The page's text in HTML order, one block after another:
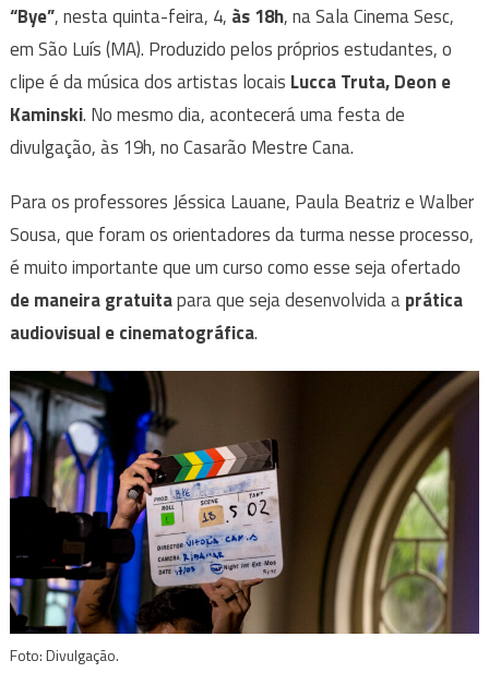
“Bye”, nesta quinta-feira, 4, às 18h, na Sala Cinema Sesc,
em São Luís (MA). Produzido pelos próprios estudantes, o
clipe é da música dos artistas locais Lucca Truta, Deon e
Kaminski. No mesmo dia, acontecerá uma festa de
divulgação, às 19h, no Casarão Mestre Cana.
Para os professores Jéssica Lauane, Paula Beatriz e Walber
Sousa, que foram os orientadores da turma nesse processo,
é muito importante que um curso como esse seja ofertado
de maneira gratuitapara que seja desenvolvida aprática
audiovisual e cinematográfica.
Foto: Divulgação.